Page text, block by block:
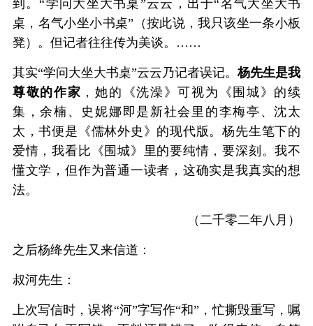
到。“学问大坐大书桌”云云，出于“名气大坐大书
桌，名气小坐小书桌”（按此说，我只该坐一条小板
凳）。但记者往往传为美谈。……
其实“学问大坐大书桌”云云乃记者误记。杨先生是我
尊敬的作家 ，她的《洗澡》可视为《围城》的续
集，余楠、史妮娜即是新社会里的李梅亭、沈太
太，书便是《儒林外史》的现代版。杨先生笔下的
爱情，我看比《围城》里的要纯情，要深刻。我不
懂文学，但作为普通一读者，这确实是我真实的想
法。
（二千零二年八月）
之后杨绛先生又来信道：
叔河先生：
上次写信时，误将“河”字写作“和”，忙撕毁重写，嘱